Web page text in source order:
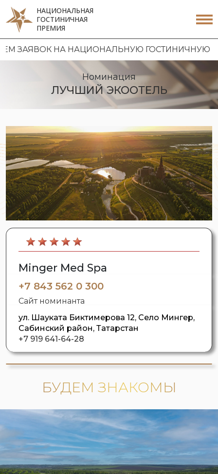
НАЦИОНАЛЬНАЯ
ГОСТИНИЧНАЯ
ПРЕМИЯ
ГОСТИНИЧНУЮ ПРЕМИЮ 2026
Номинация
ЛУЧШИЙ ЭКООТЕЛЬ
Minger Med Spa
+7 843 562 0 300
Сайт номинанта
ул. Шауката Биктимерова 12, Село Мингер,
Сабинский район, Татарстан
+7 919 641-64-28
БУДЕМ ЗНАКОМЫ